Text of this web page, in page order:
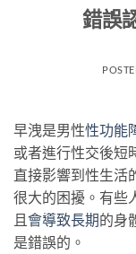
錯誤
早洩是男性性功能
或者進行性交後短
直接影響到性生活
很大的困擾。有些
且會導致長期的身
是錯誤的。